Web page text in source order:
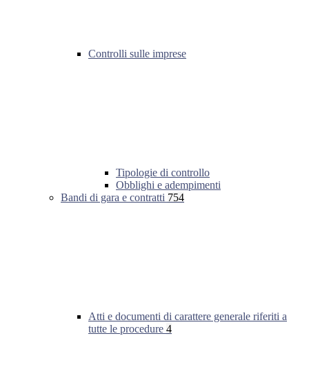
Controlli sulle imprese
Tipologie di controllo
Obblighi e adempimenti
Bandi di gara e contratti 754
Atti e documenti di carattere generale riferiti a
tutte le procedure 4